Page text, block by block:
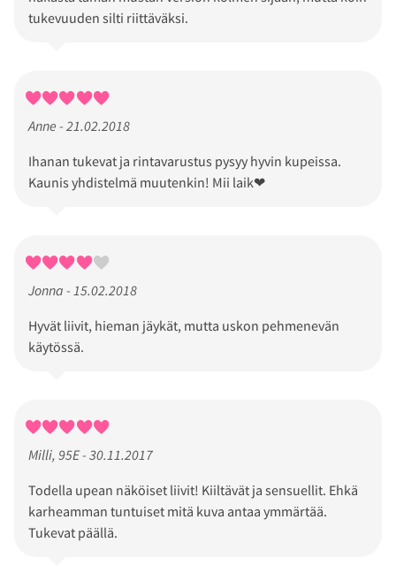
tukevuuden silti riittäväksi.
Anne - 21.02.2018
Ihanan tukevat ja rintavarustus pysyy hyvin kupeissa.
Kaunis yhdistelmä muutenkin! Mii laik❤
Jonna - 15.02.2018
Hyvät liivit, hieman jäykät, mutta uskon pehmenevän
käytössä.
Milli, 95E - 30.11.2017
Todella upean näköiset liivit! Kiiltävät ja sensuellit. Ehkä
karheamman tuntuiset mitä kuva antaa ymmärtää.
Tukevat päällä.